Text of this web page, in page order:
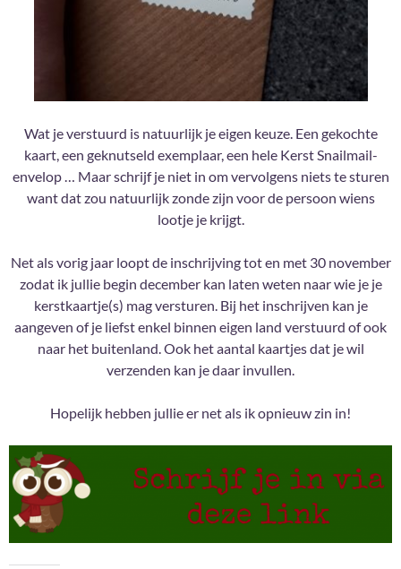
Wat je verstuurd is natuurlijk je eigen keuze. Een gekochte
kaart, een geknutseld exemplaar, een hele Kerst Snailmail-
envelop … Maar schrijf je niet in om vervolgens niets te sturen
want dat zou natuurlijk zonde zijn voor de persoon wiens
lootje je krijgt.
Net als vorig jaar loopt de inschrijving tot en met 30 november
zodat ik jullie begin december kan laten weten naar wie je je
kerstkaartje(s) mag versturen. Bij het inschrijven kan je
aangeven of je liefst enkel binnen eigen land verstuurd of ook
naar het buitenland. Ook het aantal kaartjes dat je wil
verzenden kan je daar invullen.
Hopelijk hebben jullie er net als ik opnieuw zin in!